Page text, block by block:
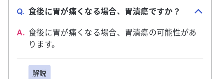
Q. 食後に胃が痛くなる場合、胃潰瘍ですか？
A. 食後に胃が痛くなる場合、胃潰瘍の可能性があ
ります。
解説